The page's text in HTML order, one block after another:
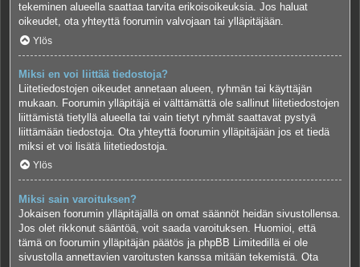
tekeminen alueella saattaa tarvita erikoisoikeuksia. Jos haluat
oikeudet, ota yhteyttä foorumin valvojaan tai ylläpitäjään.
Ylös
Miksi en voi liittää tiedostoja?
Liitetiedostojen oikeudet annetaan alueen, ryhmän tai käyttäjän
mukaan. Foorumin ylläpitäjä ei välttämättä ole sallinut liitetiedostojen
liittämistä tietyllä alueella tai vain tietyt ryhmät saattavat pystyä
liittämään tiedostoja. Ota yhteyttä foorumin ylläpitäjään jos et tiedä
miksi et voi lisätä liitetiedostoja.
Ylös
Miksi sain varoituksen?
Jokaisen foorumin ylläpitäjällä on omat säännöt heidän sivustollensa.
Jos olet rikkonut sääntöä, voit saada varoituksen. Huomioi, että
tämä on foorumin ylläpitäjän päätös ja phpBB Limitedillä ei ole
sivustolla annettavien varoitusten kanssa mitään tekemistä. Ota